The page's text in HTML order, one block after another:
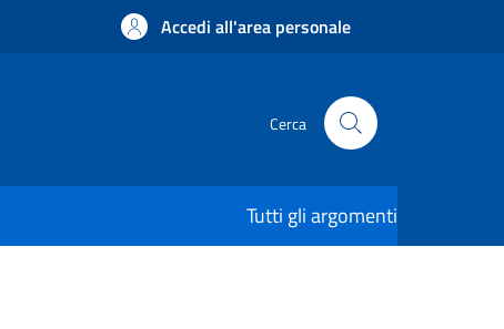
Accedi all'area personale
Cerca
Tutti gli argomenti